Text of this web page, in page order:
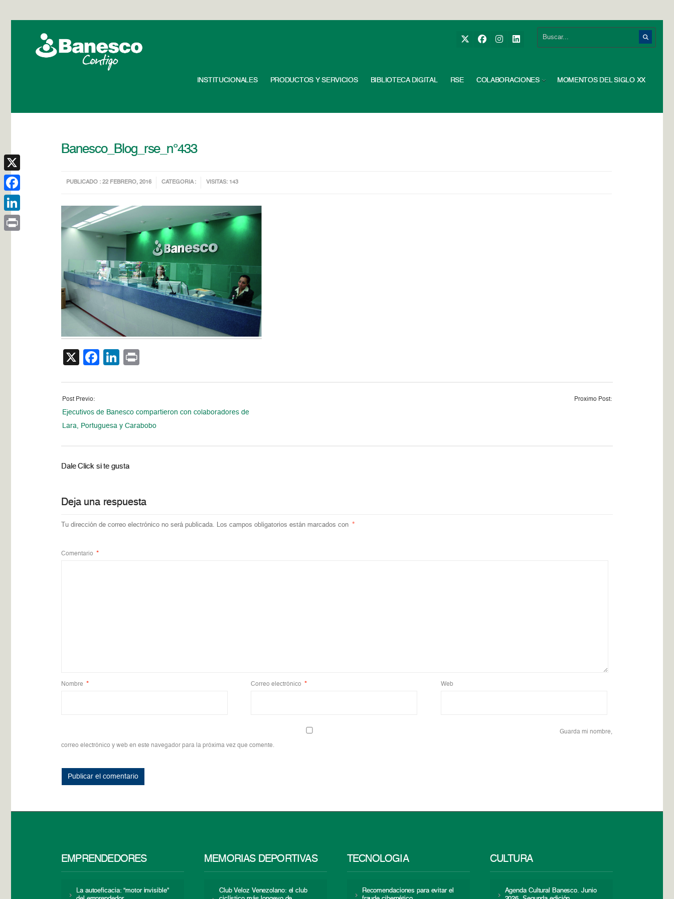
INSTITUCIONALES PRODUCTOS Y SERVICIOS BIBLIOTECA DIGITAL RSE COLABORACIONES MOMENTOS DEL SIGLO XX
Banesco_Blog_rse_n°433
PUBLICADO : 22 FEBRERO, 2016 CATEGORIA : VISITAS: 143
X Facebook
LinkedIn
Post Previo:
Ejecutivos de Banesco compartieron con colaboradores de
Lara, Portuguesa y Carabobo
Proximo Post:
Dale Click si te gusta
Deja una respuesta
Tu dirección de correo electrónico no será publicada. Los campos obligatorios están marcados con *
Comentario *
Nombre * Correo electrónico * Web
Guarda mi nombre,
correo electrónico y web en este navegador para la próxima vez que comente.
EMPRENDEDORES
La autoeficacia: “motor invisible”
MEMORIAS DEPORTIVAS
Club Veloz Venezolano: el club
TECNOLOGÍA
Recomendaciones para evitar el
CULTURA
Agenda Cultural Banesco. Junio
X
Facebook
LinkedIn